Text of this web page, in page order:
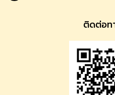
ติดต่อท